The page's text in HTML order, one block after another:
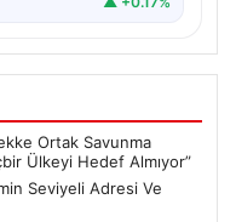
Ortak Savunma
Ülkeyi Hedef Almıyor”
Seviyeli Adresi Ve